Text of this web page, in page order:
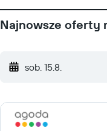
Najnowsze oferty
sob. 15.8.